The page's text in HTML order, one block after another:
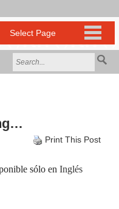
Print This Post
sólo en Inglés